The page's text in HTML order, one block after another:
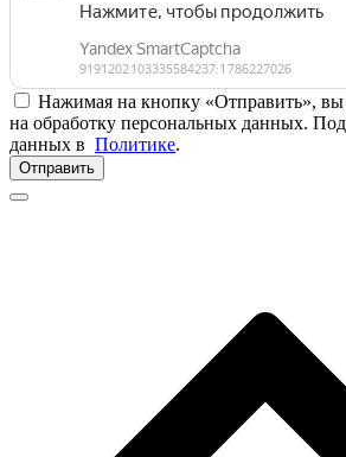
Нажимая на кнопку «Отправить», вы
на обработку персональных данных.
данных в Политике.
Отправить